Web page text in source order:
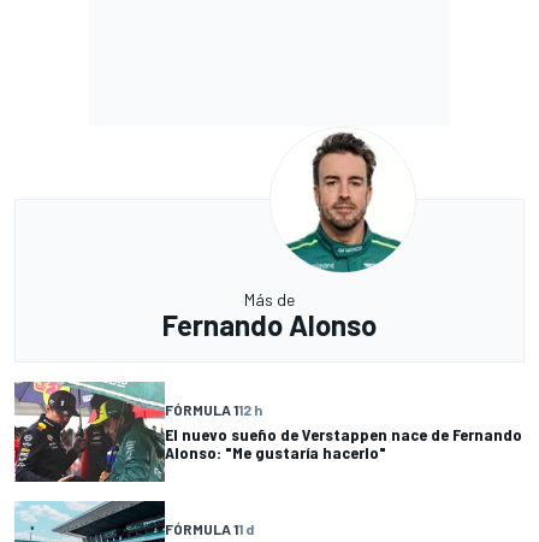
Más de
Fernando Alonso
FÓRMULA 112 h
El nuevo sueño de Verstappen nace de Fernando
Alonso: "Me gustaría hacerlo"
FÓRMULA 11 d